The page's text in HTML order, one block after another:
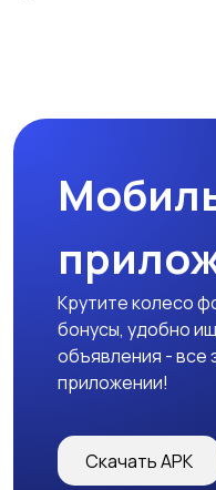
Крутите колесо
бонусы, удобно
объявления - все
приложении!
Скачать APK